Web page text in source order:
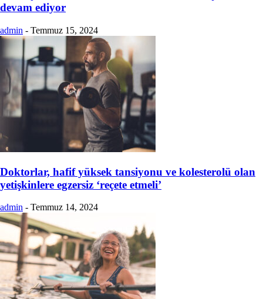
devam ediyor
admin - Temmuz 15, 2024
Doktorlar, hafif yüksek tansiyonu ve kolesterolü olan
yetişkinlere egzersiz ‘reçete etmeli’
admin - Temmuz 14, 2024